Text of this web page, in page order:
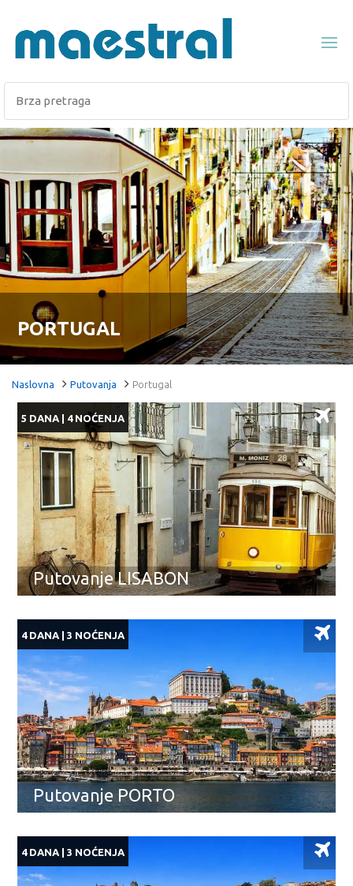
PORTUGAL
Naslovna Putovanja Portugal
Putovanje LISABON
5 DANA | 4 NOĆENJA
Putovanje PORTO
4 DANA | 3 NOĆENJA
4 DANA | 3 NOĆENJA